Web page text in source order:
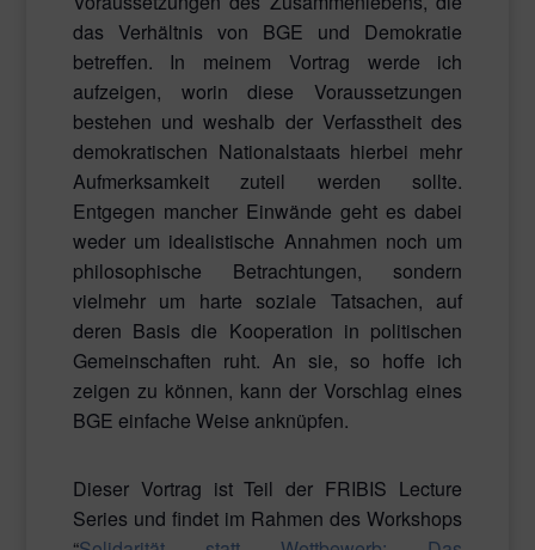
das Verhältnis von BGE und Demokratie
betreffen. In meinem Vortrag werde ich
aufzeigen, worin diese Voraussetzungen
bestehen und weshalb der Verfasstheit des
demokratischen Nationalstaats hierbei mehr
Aufmerksamkeit zuteil werden sollte.
Entgegen mancher Einwände geht es dabei
weder um idealistische Annahmen noch um
philosophische Betrachtungen, sondern
vielmehr um harte soziale Tatsachen, auf
deren Basis die Kooperation in politischen
Gemeinschaften ruht. An sie, so hoffe ich
zeigen zu können, kann der Vorschlag eines
BGE einfache Weise anknüpfen.
Dieser Vortrag ist Teil der FRIBIS Lecture
Series und findet im Rahmen des Workshops